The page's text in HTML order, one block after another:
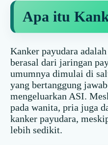
Apa itu
Kanker payudara
berasal dari jaringan
umumnya dimulai di
yang bertanggung
mengeluarkan ASI.
pada wanita, pria juga
kanker payudara,
lebih sedikit.